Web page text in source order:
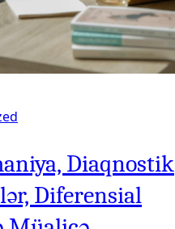
Diaqnostik
Diferensial